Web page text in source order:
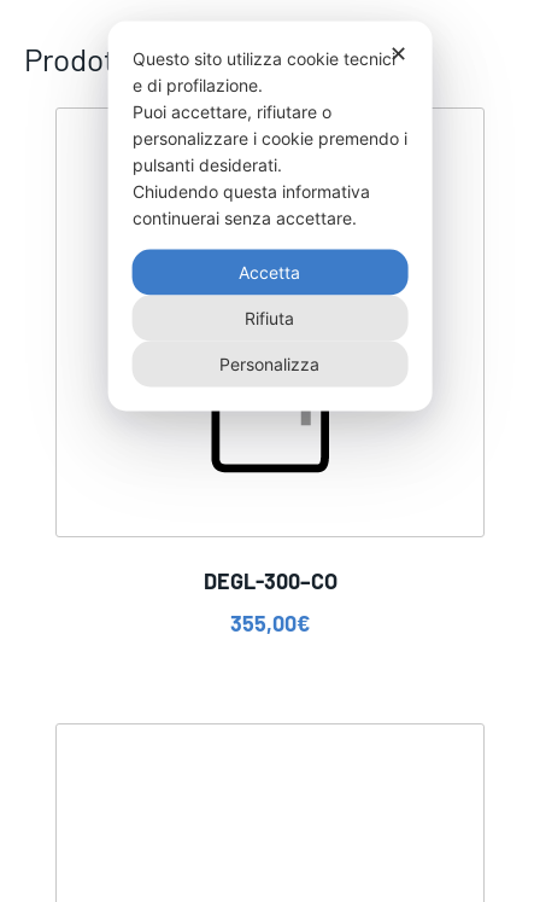
Prodotti correlati
DEGL-300–CO
355,00€
✕
Questo sito utilizza cookie tecnici
e di profilazione.
Puoi accettare, rifiutare o
personalizzare i cookie premendo i
pulsanti desiderati.
Chiudendo questa informativa
continuerai senza accettare.
Accetta
Rifiuta
Personalizza